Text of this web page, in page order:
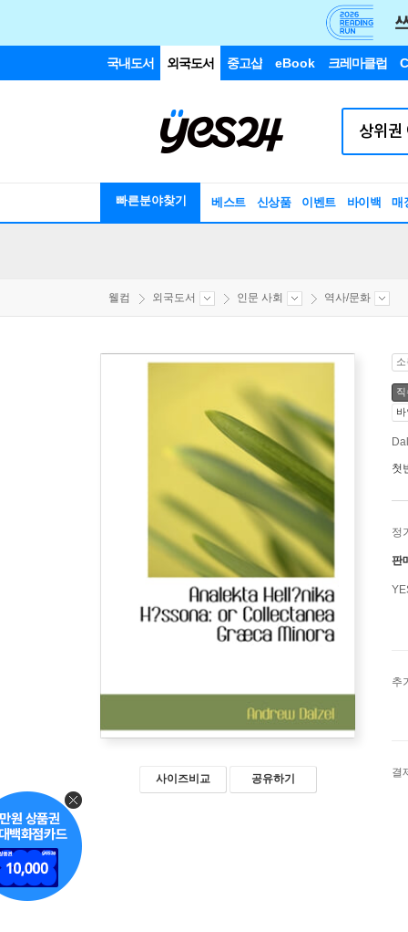
국내도서 외국도서 중고샵 eBook 크레마클럽
빠른분야찾기 베스트 신상품 이벤트 바이백 매
웰컴 외국도서 인문 사회 역사/문화
사이즈비교 공유하기
첫
정
판
추
결